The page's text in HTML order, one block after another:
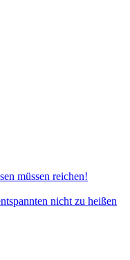
müssen reichen!
nicht zu heißen